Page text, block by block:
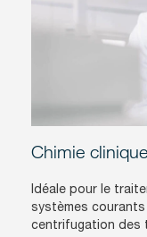
Chimie clinique
Idéale pour le
systèmes
centrifugation des